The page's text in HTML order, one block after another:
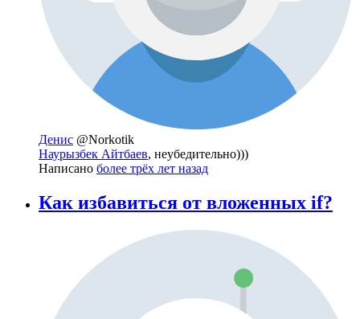
Денис @Norkotik
Наурызбек Айтбаев, неубедительно)))
Написано более трёх лет назад
Как избавиться от вложенных if?